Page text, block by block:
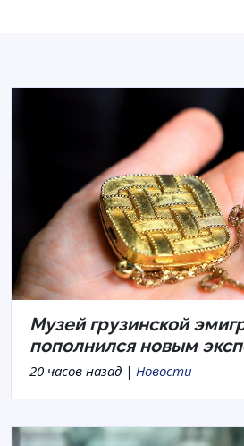
Музей грузинской
пополнился новым
20 часов назад | Новости